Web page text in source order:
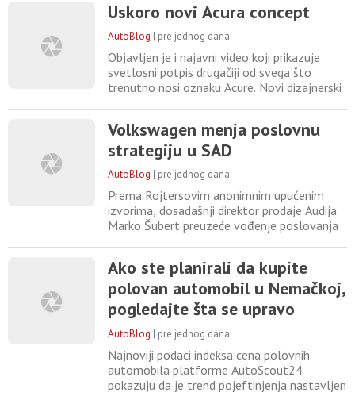
izuzetan odnos cene i kvaliteta, ali i
specifičan estetski pečat. LED svetla sa
pikselizovanom grafikom, robusne
četvrtaste linije i funkcionalno
Uskoro novi Acura concept
AutoBlog | pre jednog dana
Objavljen je i najavni video koji prikazuje
svetlosni potpis drugačiji od svega što
trenutno nosi oznaku Acure. Novi dizajnerski
Hybrid kada debituje za modelsku godinu
2028. Koncept će imati svetsku premijeru
14. avgusta, tokom događaja Monterey Car
Week, koji je Acura
Volkswagen menja poslovnu
strategiju u SAD
AutoBlog | pre jednog dana
Prema Rojtersovim anonimnim upućenim
izvorima, dosadašnji direktor prodaje Audija
Marko Šubert preuzeće vođenje poslovanja
napušta kompaniju. Za sada nije odlučeno da
li će Folksvagenov novi model pikapa
razvijati samostalno ili u partnerstvu sa
drugim proizvođačem. Kao najizgledniji
Ako ste planirali da kupite
polovan automobil u Nemačkoj,
pogledajte šta se upravo
dogodilo sa cenama
AutoBlog | pre jednog dana
Najnoviji podaci indeksa cena polovnih
automobila platforme AutoScout24
pokazuju da je trend pojeftinjenja nastavljen